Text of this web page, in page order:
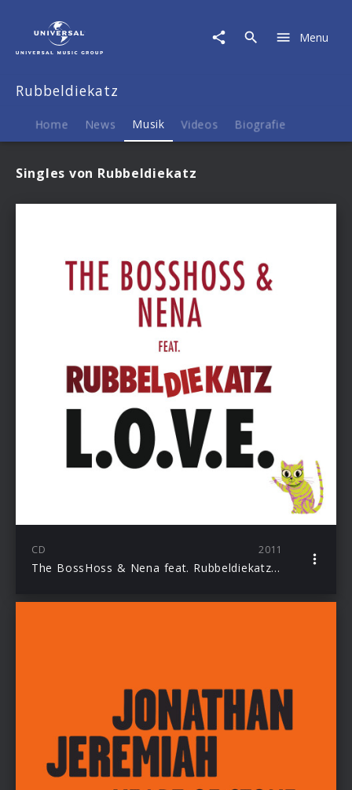
Menu
Rubbeldiekatz
Home News Musik Videos Biografie
Singles von Rubbeldiekatz
CD 2011
The BossHoss & Nena feat. Rubbeldiekatz mit dem Titeltrack “L.O.V.E.” zum Kinofilm “Rubbeldiekatz”